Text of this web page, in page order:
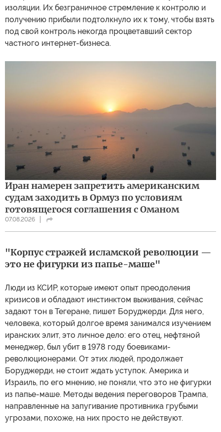
изоляции. Их безграничное стремление к контролю и
получению прибыли подтолкнуло их к тому, чтобы взять
под свой контроль некогда процветавший сектор
частного интернет-бизнеса.
Иран намерен запретить американским
судам заходить в Ормуз по условиям
готовящегося соглашения с Оманом
07.08.2026
"Корпус стражей исламской революции —
это не фигурки из папье-маше"
Люди из КСИР, которые имеют опыт преодоления
кризисов и обладают инстинктом выживания, сейчас
задают тон в Тегеране, пишет Боруджерди. Для него,
человека, который долгое время занимался изучением
иранских элит, это личное дело: его отец, нефтяной
менеджер, был убит в 1978 году боевиками-
революционерами. От этих людей, продолжает
Боруджерди, не стоит ждать уступок. Америка и
Израиль, по его мнению, не поняли, что это не фигурки
из папье-маше. Методы ведения переговоров Трампа,
направленные на запугивание противника грубыми
угрозами, похоже, на них просто не действуют.